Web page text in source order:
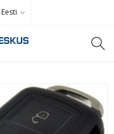
Eesti